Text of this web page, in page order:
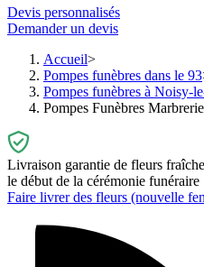
Devis personnalisés
Demander un devis
Accueil
Pompes funèbres dans le 93
Pompes funèbres à Noisy-
Pompes Funèbres
Livraison garantie de fleurs
le début de la cérémonie funéraire
Faire livrer des fleurs (nouvelle